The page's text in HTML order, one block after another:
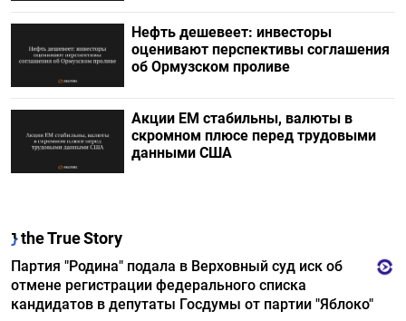
Нефть дешевеет: инвесторы
оценивают перспективы соглашения
об Ормузском проливе
Акции ЕМ стабильны, валюты в
скромном плюсе перед трудовыми
данными США